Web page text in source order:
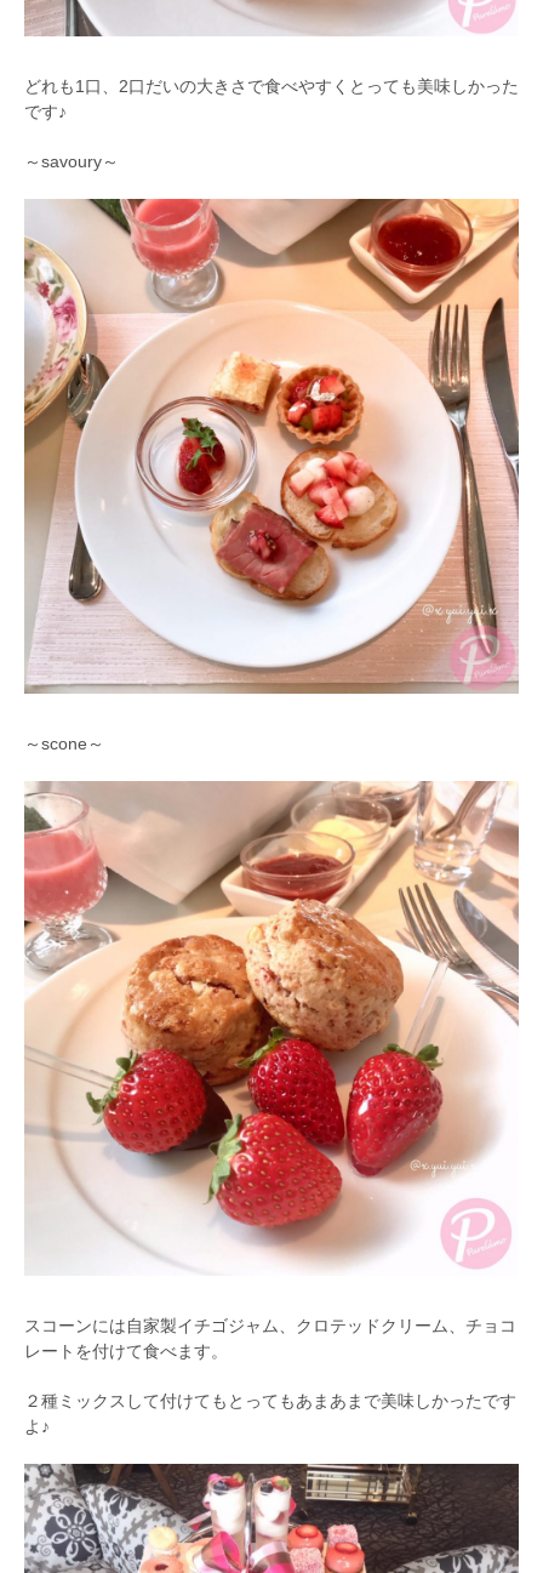
どれも1口、2口だいの大きさで食べやすくとっても美味しかった
です♪
～savoury～
～scone～
スコーンには自家製イチゴジャム、クロテッドクリーム、チョコ
レートを付けて食べます。
２種ミックスして付けてもとってもあまあまで美味しかったです
よ♪